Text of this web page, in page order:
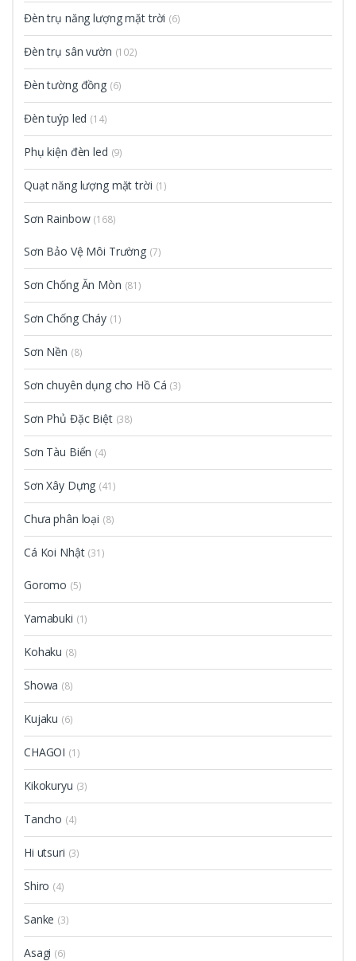
Đèn trụ năng lượng mặt trời (6)
Đèn trụ sân vườn (102)
Đèn tường đồng (6)
Đèn tuýp led (14)
Phụ kiện đèn led (9)
Quạt năng lượng mặt trời (1)
Sơn Rainbow (168)
Sơn Bảo Vệ Môi Trường (7)
Sơn Chống Ăn Mòn (81)
Sơn Chống Cháy (1)
Sơn Nền (8)
Sơn chuyên dụng cho Hồ Cá (3)
Sơn Phủ Đặc Biệt (38)
Sơn Tàu Biển (4)
Sơn Xây Dựng (41)
Chưa phân loại (8)
Cá Koi Nhật (31)
Goromo (5)
Yamabuki (1)
Kohaku (8)
Showa (8)
Kujaku (6)
CHAGOI (1)
Kikokuryu (3)
Tancho (4)
Hi utsuri (3)
Shiro (4)
Sanke (3)
Asagi (6)